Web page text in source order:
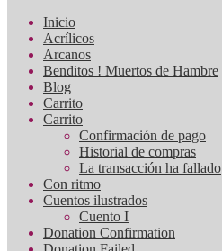
Inicio
Acrílicos
Arcanos
Benditos ! Muertos de Hambre
Blog
Carrito
Carrito
Confirmación de pago
Historial de compras
La transacción ha fallado
Con ritmo
Cuentos ilustrados
Cuento I
Donation Confirmation